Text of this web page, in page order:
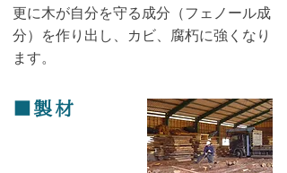
更に木が自分を守る成分（フェノール成
分）を作り出し、カビ、腐朽に強くなり
ます。
■製材